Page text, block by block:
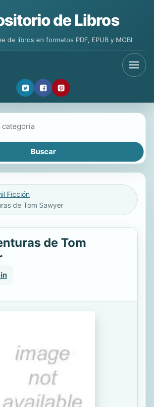
de Libros
de libros en formatos PDF, EPUB y MOBI
Ficción
de Tom Sawyer
de Tom